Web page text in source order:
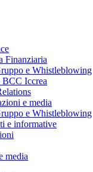
Finanziaria
e Whistleblowing
Iccrea
e media
e Whistleblowing
e informative
media